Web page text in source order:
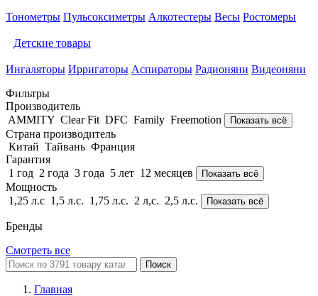
Тонометры Пульсоксиметры Алкотестеры Весы Ростомеры
Детские товары
Ингаляторы Ирригаторы Аспираторы Радионяни Видеоняни
Фильтры
Производитель
AMMITY Clear Fit DFC Family Freemotion Показать всё
Страна производитель
Китай Тайвань Франция
Гарантия
1 год 2 года 3 года 5 лет 12 месяцев Показать всё
Мощность
1,25 л.с 1,5 л.с. 1,75 л.с. 2 л,с. 2,5 л.с. Показать всё
Бренды
Смотреть все
Поиск
Главная